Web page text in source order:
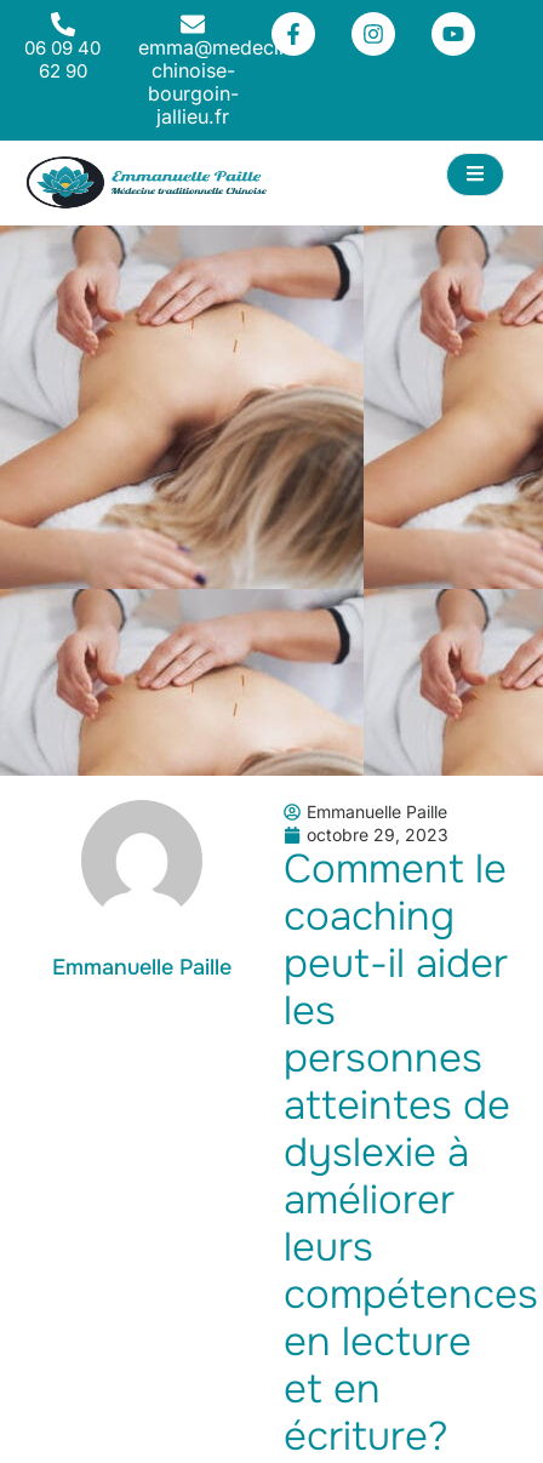
06 09 40
62 90
emma@medecine-
chinoise-
bourgoin-
jallieu.fr
Emmanuelle Paille
Emmanuelle Paille
octobre 29, 2023
Comment le
coaching
peut-il aider
les
personnes
atteintes de
dyslexie à
améliorer
leurs
compétences
en lecture
et en
écriture?